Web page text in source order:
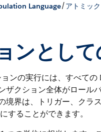
Language/アトミッ
ンとし
ンの実行には、すべて
クション全体がロール
界は、トリガー、クラ
することができます。